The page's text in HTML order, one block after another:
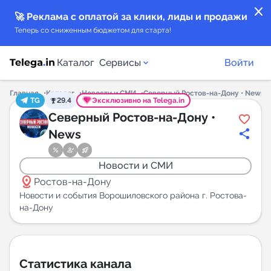
close
🚀 Реклама с оплатой за клики, лиды и продажи
Теперь со сниженным бюджетом для старта!
Каталог Сервисы
Каталог каналов
Каталог ботов
Горящие предложения
Индекс читаемости каналов в Telegram
New
New
Войти
Главная Каталог Новости и СМИ
Северный Ростов-на-Дону • News
TG
29.4 Эксклюзивно на Telega.in
Северный Ростов-на-Дону •
News
Новости и СМИ
distance Ростов-на-Дону
Новости и события Ворошиловского района г. Ростова-
на-Дону
Статистика канала